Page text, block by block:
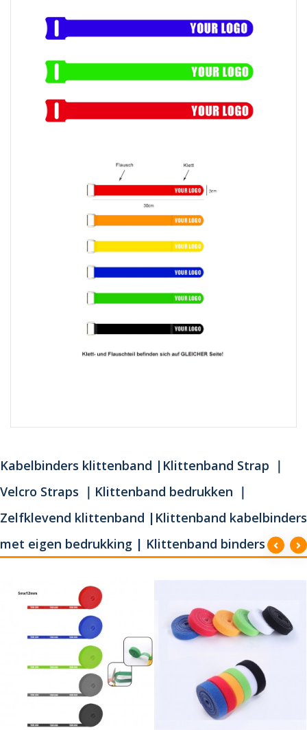
Kabelbinders klittenband |Klittenband Strap ｜
Velcro Straps ｜Klittenband bedrukken ｜
Zelfklevend klittenband |Klittenband kabelbinders
met eigen bedrukking | Klittenband binders